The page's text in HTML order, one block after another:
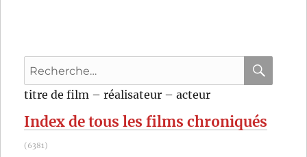
Recherche
pour
:
titre de film – réalisateur – acteur
Index de tous les films chroniqués
(6381)